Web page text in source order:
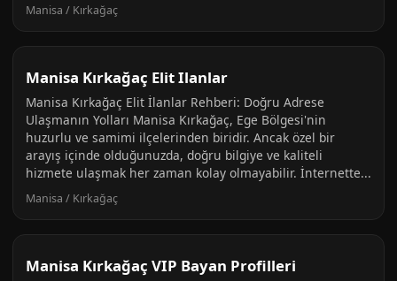
Manisa / Kırkağaç
Manisa Kırkağaç Elit Ilanlar
Manisa Kırkağaç Elit İlanlar Rehberi: Doğru Adrese
Ulaşmanın Yolları Manisa Kırkağaç, Ege Bölgesi'nin
huzurlu ve samimi ilçelerinden biridir. Ancak özel bir
arayış içinde olduğunuzda, doğru bilgiye ve kaliteli
hizmete ulaşmak her zaman kolay olmayabilir. İnternette...
Manisa / Kırkağaç
Manisa Kırkağaç VIP Bayan Profilleri